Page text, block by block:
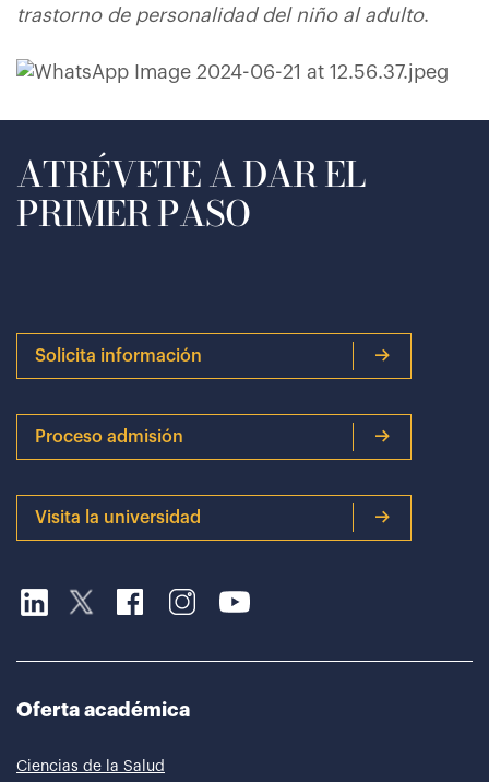
trastorno de personalidad del niño al adulto.
ATRÉVETE A DAR EL
PRIMER PASO
Solicita información
Proceso admisión
Visita la universidad
Oferta académica
Ciencias de la Salud